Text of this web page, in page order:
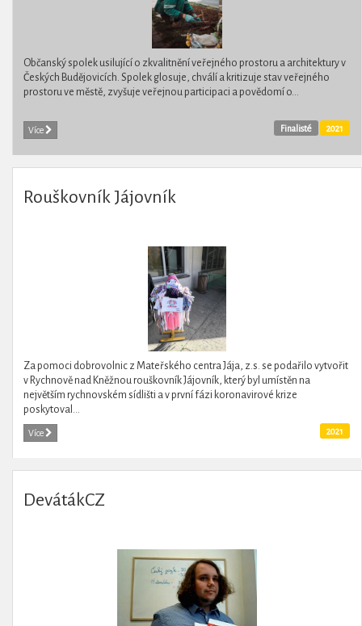
Občanský spolek usilující o zkvalitnění veřejného prostoru a architektury v
Českých Budějovicích. Spolek glosuje, chválí a kritizuje stav veřejného
prostoru ve městě, zvyšuje veřejnou participaci a povědomí o...
Více 2021
Finalisté
Rouškovník Jájovník
Za pomoci dobrovolnic z Mateřského centra Jája, z.s. se podařilo vytvořit
v Rychnově nad Kněžnou rouškovník Jájovník, který byl umístěn na
největším rychnovském sídlišti a v první fázi koronavirové krize
poskytoval...
Více 2021
DevátákCZ